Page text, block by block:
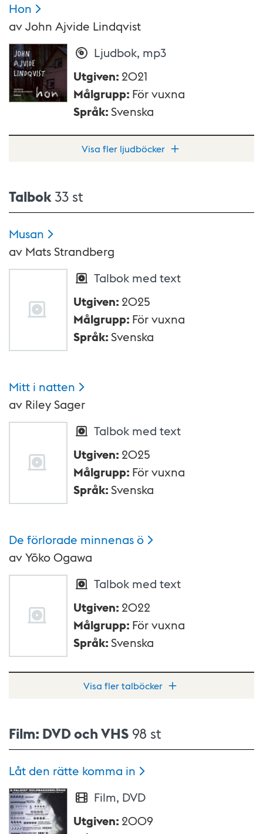
Hon
avJohn Ajvide Lindqvist
Ljudbok, mp3
Utgiven:2021
Målgrupp: För vuxna
Språk:Svenska
Visa fler ljudböcker
Talbok 33 st
Musan
av Mats Strandberg
Talbok med text
Utgiven:2025
Målgrupp: För vuxna
Språk:Svenska
Mitt i natten
av Riley Sager
Talbok med text
Utgiven:2025
Målgrupp: För vuxna
Språk:Svenska
De förlorade minnenasö
avYōko Ogawa
Talbok med text
Utgiven:2022
Målgrupp: För vuxna
Språk:Svenska
Visa fler talböcker
Film: DVD och VHS 98 st
Låt den rätte komma in
Film, DVD
Utgiven:2009